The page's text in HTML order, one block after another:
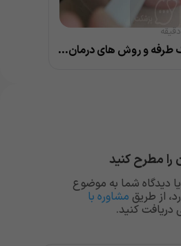
دقیقه
9 علت گلودرد یک طرفه و روش های درمان خانگی و پزشکی
را مطرح کنید
دیدگاه شما به موضوع
از طریق مشاوره با
دریافت کنید.